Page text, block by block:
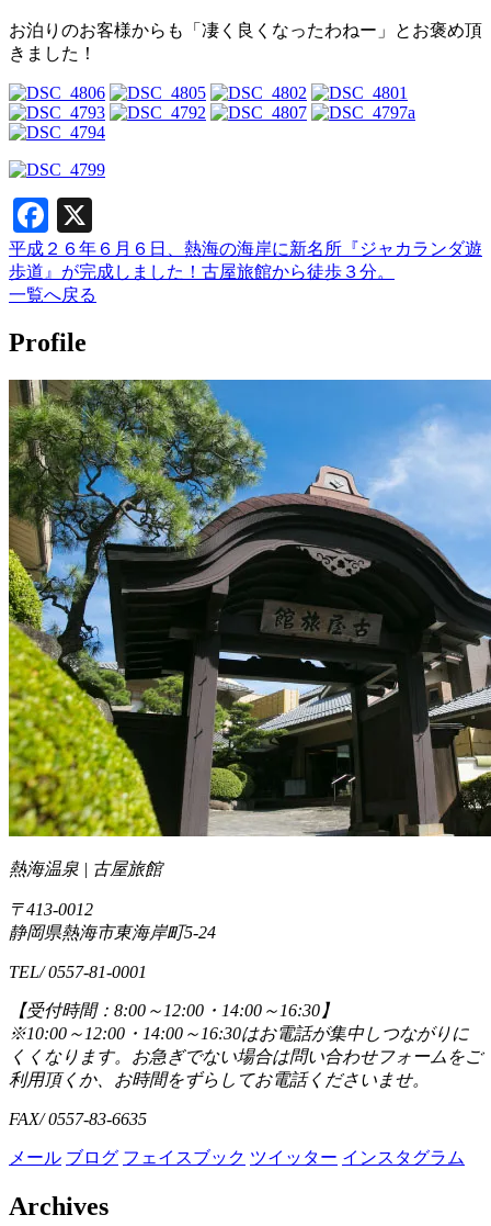
お泊りのお客様からも「凄く良くなったわねー」とお褒め頂
きました！
Facebook
平成２６年６月６日、熱海の海岸に新名所『ジャカランダ遊
歩道』が完成しました！古屋旅館から徒歩３分。
一覧へ戻る
Profile
熱海温泉 | 古屋旅館
〒413-0012
静岡県熱海市東海岸町5-24
TEL/ 0557-81-0001
【受付時間：8:00～12:00・14:00～16:30】
※10:00～12:00・14:00～16:30はお電話が集中しつながりに
くくなります。お急ぎでない場合は問い合わせフォームをご
利用頂くか、お時間をずらしてお電話くださいませ。
FAX/ 0557-83-6635
メール ブログ フェイスブック ツイッター インスタグラム
Archives